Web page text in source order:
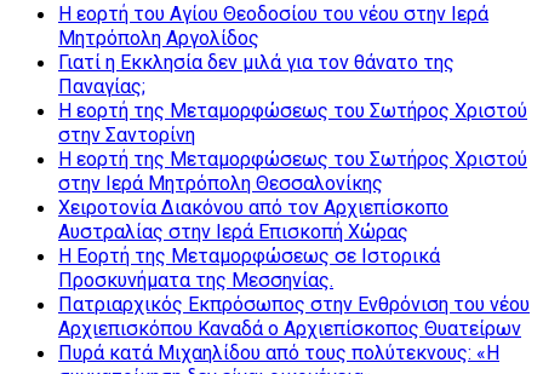
Η εορτή του Αγίου Θεοδοσίου του νέου στην Ιερά
Μητρόπολη Αργολίδος
Γιατί η Εκκλησία δεν μιλά για τον θάνατο της
Παναγίας;
Η εορτή της Μεταμορφώσεως του Σωτήρος Χριστού
στην Σαντορίνη
Η εορτή της Μεταμορφώσεως του Σωτήρος Χριστού
στην Ιερά Μητρόπολη Θεσσαλονίκης
Χειροτονία Διακόνου από τον Αρχιεπίσκοπο
Αυστραλίας στην Ιερά Επισκοπή Χώρας
Η Εορτή της Μεταμορφώσεως σε Ιστορικά
Προσκυνήματα της Μεσσηνίας.
Πατριαρχικός Εκπρόσωπος στην Ενθρόνιση του νέου
Αρχιεπισκόπου Καναδά ο Αρχιεπίσκοπος Θυατείρων
Πυρά κατά Μιχαηλίδου από τους πολύτεκνους: «Η